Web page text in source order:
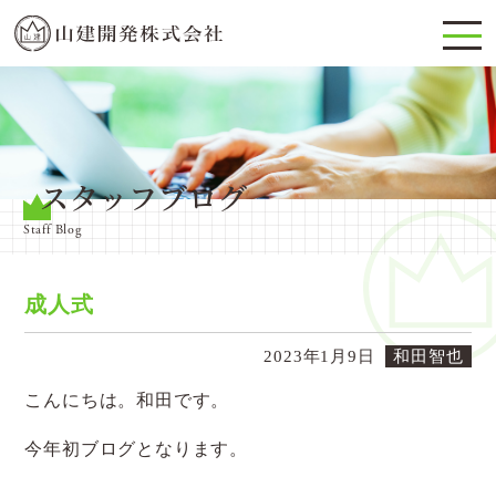
スタッフブログ
Staff Blog
成人式
2023年1月9日 和田智也
こんにちは。和田です。
今年初ブログとなります。